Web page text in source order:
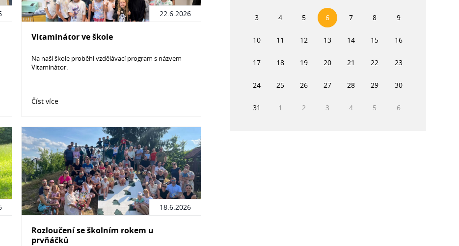
22.6.2026
Vitaminátor ve škole
Na naší škole proběhl vzdělávací program s názvem
Vitaminátor.
Číst více
18.6.2026
Rozloučení se školním rokem u
prvňáčků
3 4 5 6 7 8 9
10 11 12 13 14 15 16
17 18 19 20 21 22 23
24 25 26 27 28 29 30
31 1 2 3 4 5 6